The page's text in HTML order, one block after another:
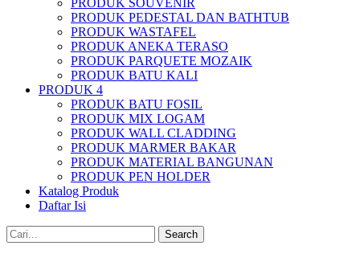
PRODUK SOUVENIR
PRODUK PEDESTAL DAN BATHTUB
PRODUK WASTAFEL
PRODUK ANEKA TERASO
PRODUK PARQUETE MOZAIK
PRODUK BATU KALI
PRODUK 4
PRODUK BATU FOSIL
PRODUK MIX LOGAM
PRODUK WALL CLADDING
PRODUK MARMER BAKAR
PRODUK MATERIAL BANGUNAN
PRODUK PEN HOLDER
Katalog Produk
Daftar Isi
Search